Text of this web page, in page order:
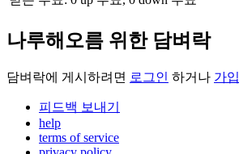
나루해오름 위한 담벼락
담벼락에 게시하려면 로그인 하거나 가입
피드백 보내기
help
terms of service